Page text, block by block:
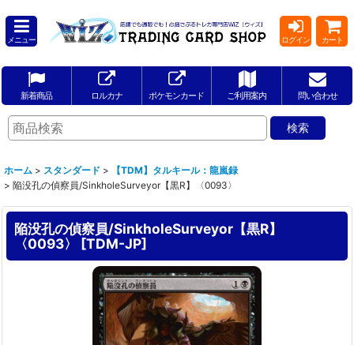
メニュー ログイン カート
新着商品 ロルカナ ポケモンカード ご利用案内 問い合わせ
ホーム > スタンダード >
【TDM】タルキール：龍嵐録
> 陥没孔の偵察員/SinkholeSurveyor【黒R】〈0093〉
陥没孔の偵察員/SinkholeSurveyor【黒R】
〈0093〉
[TDM-JP]